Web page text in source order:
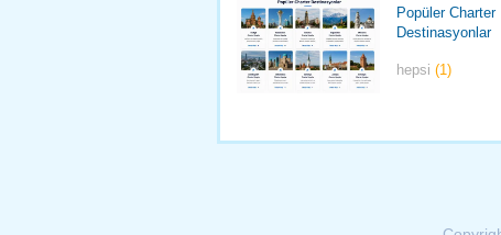
Popüler Charter
Destinasyonlar
hepsi(1)